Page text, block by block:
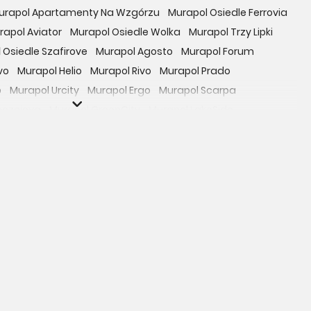
Apartamenty Na Wzgórzu
Murapol Osiedle Ferrovia
Aviator Murapol Osiedle Wolka
Murapol Trzy Lipki
Szafirove Murapol Agosto
Murapol Forum
Murapol Helio Murapol Rivo
Murapol Prado
Murapol Urcity Murapol Ergo
Murapol Scarpa
Murapol GreenCity